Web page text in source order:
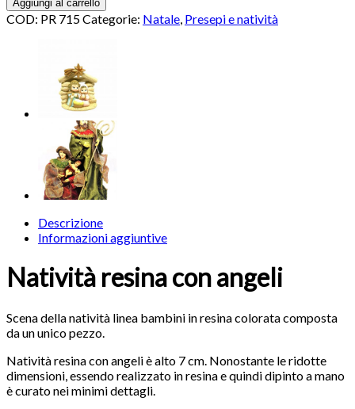
Aggiungi al carrello
COD: PR 715Categorie: Natale Presepi e natività
Descrizione
Informazioni aggiuntive
Natività resina con angeli
Scena della natività linea bambini in resina colorata composta
da un unico pezzo.
Natività resina con angeli è alto 7 cm. Nonostante le ridotte
dimensioni, essendo realizzato in resina e quindi dipinto a mano
è curato nei minimi dettagli.